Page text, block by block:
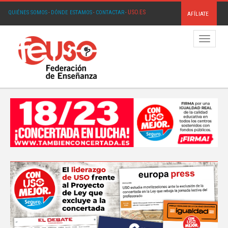
QUIÉNES SOMOS· DÓNDE ESTAMOS· CONTACTAR· USO.ES AFÍLIATE
Menú